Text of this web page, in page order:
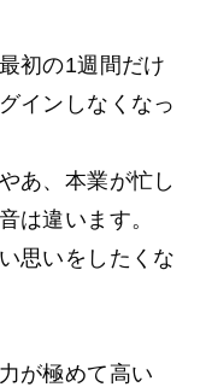
初の1週間だけ
インしなくなっ
あ、本業が忙し
は違います。
思いをしたくな
が極めて高い